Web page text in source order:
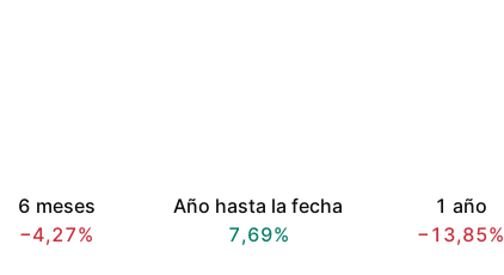
6 meses
−4,27%
Año hasta la fecha
7,69%
1 año
−13,85%